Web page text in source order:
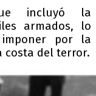
incluyó la
armados, lo
por la
costa del terror.